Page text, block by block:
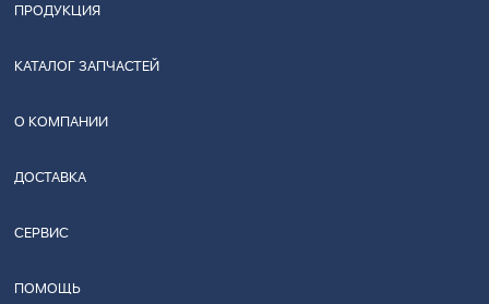
ПРОДУКЦИЯ
КАТАЛОГ ЗАПЧАСТЕЙ
О КОМПАНИИ
ДОСТАВКА
СЕРВИС
ПОМОЩЬ